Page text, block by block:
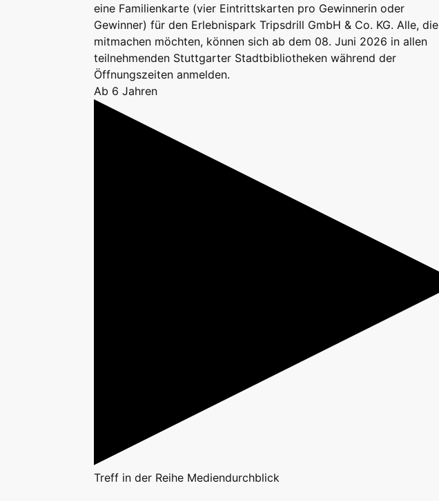
eine Familienkarte (vier Eintrittskarten pro Gewinnerin oder
Gewinner) für den Erlebnispark Tripsdrill GmbH & Co. KG. Alle, die
mitmachen möchten, können sich ab dem 08. Juni 2026 in allen
teilnehmenden Stuttgarter Stadtbibliotheken während der
Öffnungszeiten anmelden.
Ab 6 Jahren
Treffin der Reihe Mediendurchblick